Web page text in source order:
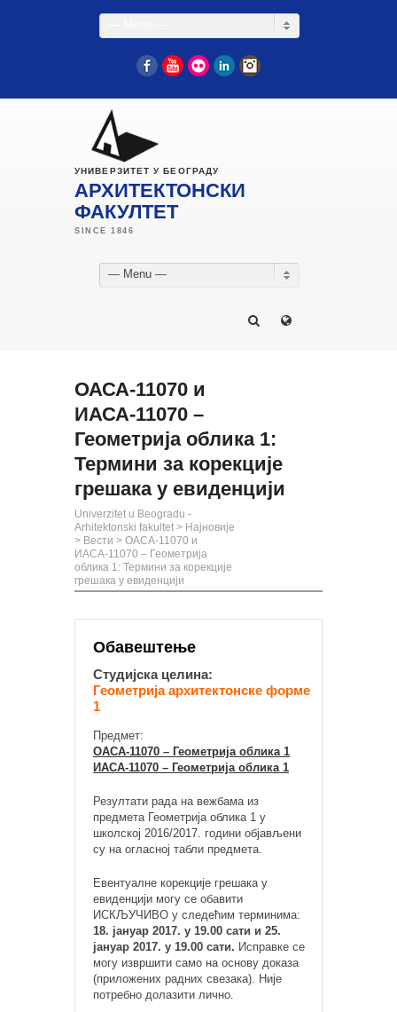
FacebookYouTube
Flickr LinkedIn
УНИВЕРЗИТЕТ У БЕОГРАДУ
АРХИТЕКТОНСКИ
ФАКУЛТЕТ
— Menu —
ОАСА-11070 и
ИАСА-11070 –
Геометрија облика 1:
Термини за корекције
грешака у евиденцији
Univerzitet u Beogradu -
Arhitektonski fakultet > Најновије
> Вести > ОАСА-11070 и
ИАСА-11070 – Геометрија
облика 1: Термини за корекције
грешака у евиденцији
Обавештење
Студијска целина:
Геометрија архитектонске форме
1
Предмет:
ОАСА-11070 – Геометрија облика 1
ИАСА-11070 – Геометрија облика 1
Резултати рада на вежбама из
предмета Геометрија облика 1 у
школској 2016/2017. години објављени
су на огласној табли предмета.
Евентуалне корекције грешака у
евиденцији могу се обавити
ИСКЉУЧИВО у следећим терминима:
18. јануар 2017. у 19.00 сати и 25.
јануар 2017. у 19.00 сати. Исправке се
могу извршити само на основу доказа
(приложених радних свезака). Није
потребно долазити лично.